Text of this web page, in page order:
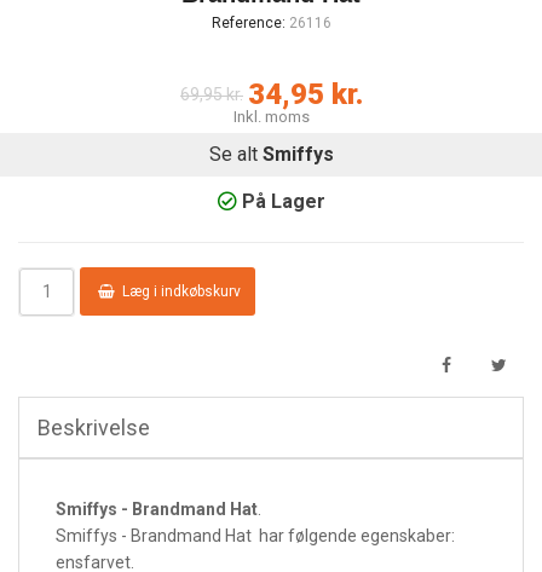
Reference: 26116
69,95 kr. 34,95 kr.
Inkl. moms
Se alt Smiffys
På Lager
Læg i indkøbskurv
Beskrivelse
Smiffys - Brandmand Hat
Smiffys - Brandmand Hat har følgende egenskaber:
ensfarvet.